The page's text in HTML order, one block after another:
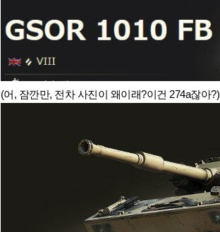
(어, 잠깐만, 전차 사진이 왜이래?이건 274a잖아?)